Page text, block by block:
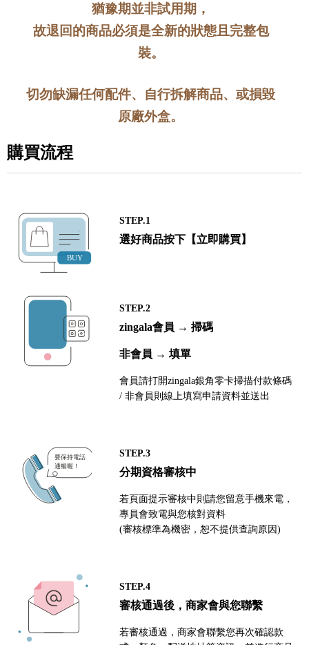
猶豫期並非試用期，
故退回的商品必須是全新的狀態且完整包
裝。
切勿缺漏任何配件、自行拆解商品、或損毀
原廠外盒。
購買流程
STEP.1
選好商品按下【立即購買】
STEP.2
zingala會員 → 掃碼
非會員 → 填單
會員請打開zingala銀角零卡掃描付款條碼
/ 非會員則線上填寫申請資料並送出
STEP.3
分期資格審核中
若頁面提示審核中則請您留意手機來電，
專員會致電與您核對資料
(審核標準為機密，恕不提供查詢原因)
STEP.4
審核通過後，商家會與您聯繫
若審核通過，商家會聯繫您再次確認款